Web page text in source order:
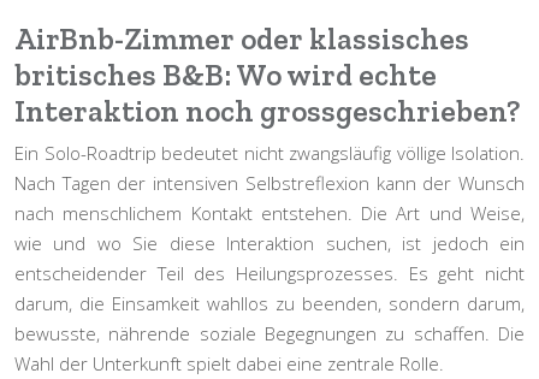
AirBnb-Zimmer oder klassisches
britisches B&B: Wo wird echte
Interaktion noch grossgeschrieben?
Ein Solo-Roadtrip bedeutet nicht zwangsläufig völlige Isolation.
Nach Tagen der intensiven Selbstreflexion kann der Wunsch
nach menschlichem Kontakt entstehen. Die Art und Weise,
wie und wo Sie diese Interaktion suchen, ist jedoch ein
entscheidender Teil des Heilungsprozesses. Es geht nicht
darum, die Einsamkeit wahllos zu beenden, sondern darum,
bewusste, nährende soziale Begegnungen zu schaffen. Die
Wahl der Unterkunft spielt dabei eine zentrale Rolle.